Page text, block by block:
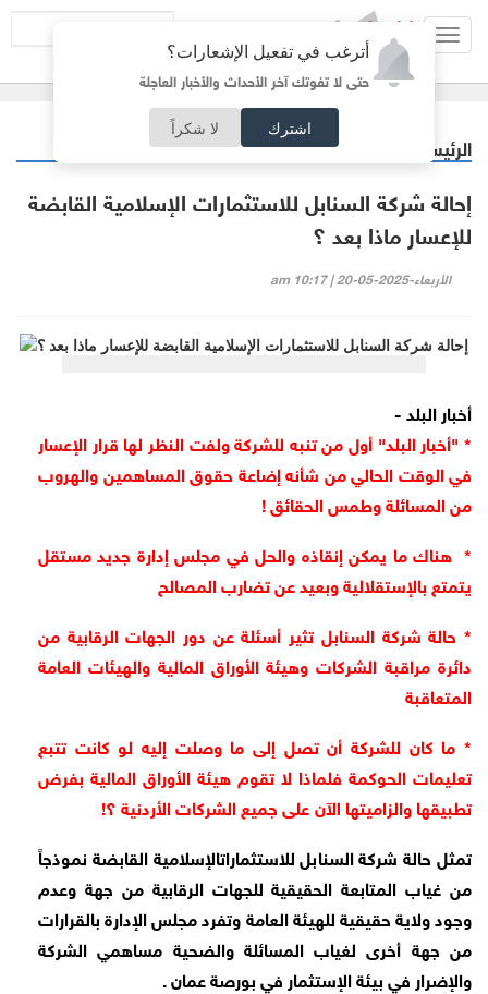
أترغب في تفعيل الإشعارات؟
حتى لا تفوتك آخر الأحداث والأخبار العاجلة
اشترك لا شكراً
الرئيسية
إحالة شركة السنابل للاستثمارات الإسلامية القابضة
للإعسار ماذا بعد ؟
الأربعاء-2025-05-20 | 10:17 am
أخبار البلد -
* "أخبار البلد" أول من تنبه للشركة ولفت النظر لها قرار الإعسار
في الوقت الحالي من شأنه إضاعة حقوق المساهمين والهروب
من المسائلة وطمس الحقائق !
* هناك ما يمكن إنقاذه والحل في مجلس إدارة جديد مستقل
يتمتع بالإستقلالية وبعيد عن تضارب المصالح
* حالة شركة السنابل تثير أسئلة عن دور الجهات الرقابية من
دائرة مراقبة الشركات وهيئة الأوراق المالية والهيئات العامة
المتعاقبة
* ما كان للشركة أن تصل إلى ما وصلت إليه لو كانت تتبع
تعليمات الحوكمة فلماذا لا تقوم هيئة الأوراق المالية بفرض
تطبيقها والزاميتها الآن على جميع الشركات الأردنية ؟!
تمثل حالة شركة السنابل للاستثماراتالإسلامية القابضة نموذجاً
من غياب المتابعة الحقيقية للجهات الرقابية من جهة وعدم
وجود ولاية حقيقية للهيئة العامة وتفرد مجلس الإدارة بالقرارات
من جهة أخرى لغياب المسائلة والضحية مساهمي الشركة
والإضرار في بيئة الإستثمار في بورصة عمان .